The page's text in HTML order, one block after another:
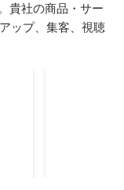
貴社の商品・サー
ップ、集客、視聴